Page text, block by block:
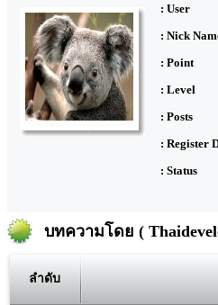
: User
: Nick
: Point
: Level
: Posts
: Register
: Status
บทความโดย (
ลำดับ